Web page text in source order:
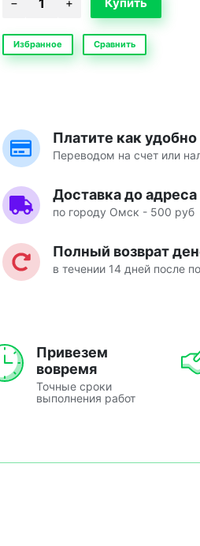
Избранное Сравнить
Платите как удобно
Переводом на счет или
Доставка до адреса
по городу Омск - 500 руб
Полный возврат
в течении 14 дней после
Привезем
вовремя
Точные сроки
выполнения работ